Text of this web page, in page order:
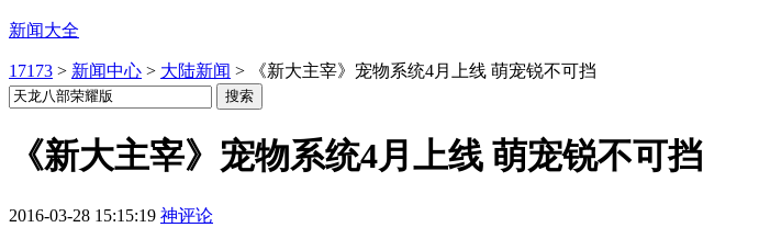
新闻大全
17173 > 新闻中心 > 大陆新闻 > 《新大主宰》宠物系统4月上线 萌宠锐不可挡
《新大主宰》宠物系统4月上线 萌宠锐不可挡
2016-03-28 15:15:19 神评论